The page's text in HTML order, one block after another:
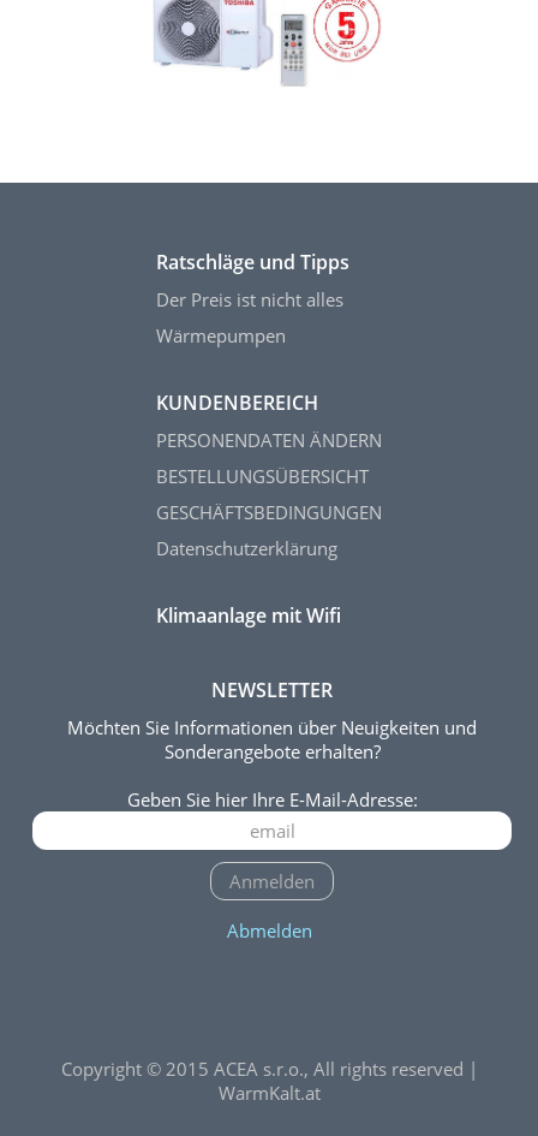
Ratschläge und Tipps
Der Preis ist nicht alles
Wärmepumpen
KUNDENBEREICH
PERSONENDATEN ÄNDERN
BESTELLUNGSÜBERSICHT
GESCHÄFTSBEDINGUNGEN
Datenschutzerklärung
Klimaanlage mit Wifi
NEWSLETTER
Möchten Sie Informationen über Neuigkeiten und
Sonderangebote erhalten?
Geben Sie hier Ihre E-Mail-Adresse:
Anmelden
Abmelden
Copyright © 2015 ACEA s.r.o., All rights reserved |
WarmKalt.at